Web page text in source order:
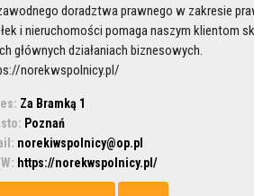
doradztwa prawnego w zakresie
i nieruchomości pomaga naszym klientom
głównych działaniach biznesowych.
norekwspolnicy.pl/
Za Bramką 1
Poznań
norekiwspolnicy@op.pl
https://norekwspolnicy.pl/